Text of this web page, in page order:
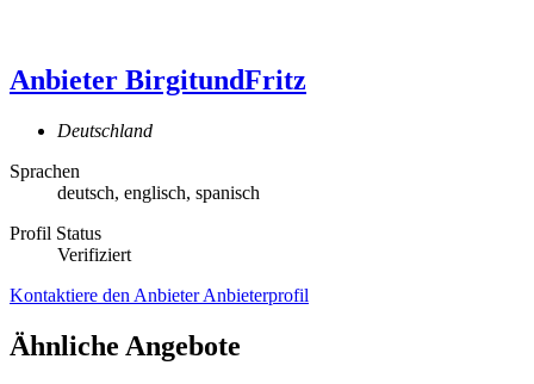
Anbieter BirgitundFritz
Deutschland
Sprachen
deutsch, englisch, spanisch
Profil Status
Verifiziert
Kontaktiere den AnbieterAnbieterprofil
Ähnliche Angebote